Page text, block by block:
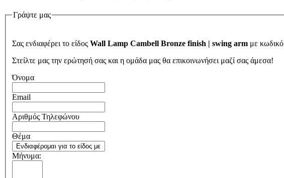
Γράψτε μας
Σας ενδιαφέρει το είδος Wall Lamp Cambell Bronze finish | swing arm με κωδικό
Στείλτε μας την ερώτησή σας και η ομάδα μας θα επικοινωνήσει μαζί σας άμεσα!
Όνομα
Email
Αριθμός Τηλεφώνου
Θέμα
Μήνυμα: